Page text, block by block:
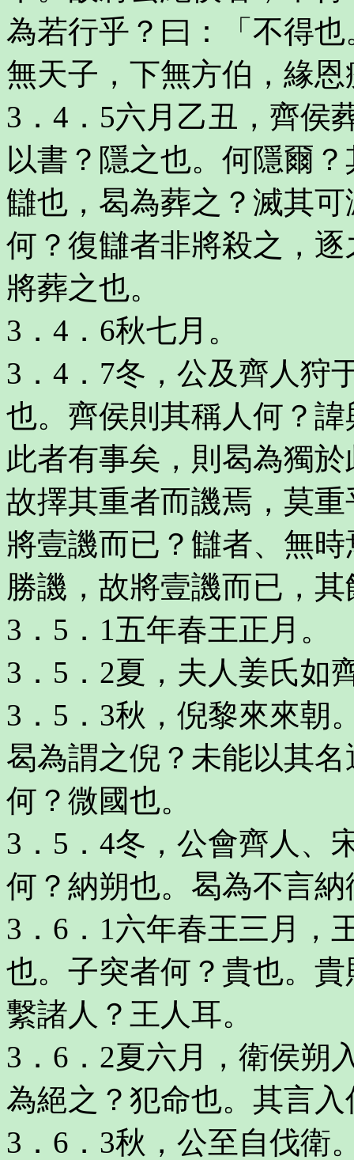
為若行乎？曰：「不得
無天子，下無方伯，緣
3．4．5六月乙丑，齊侯
以書？隱之也。何隱爾
讎也，曷為葬之？滅其
何？復讎者非將殺之，
將葬之也。
3．4．6秋七月。
3．4．7冬，公及齊人狩
也。齊侯則其稱人何？
此者有事矣，則曷為獨
故擇其重者而譏焉，莫
將壹譏而已？讎者、無
勝譏，故將壹譏而已，
3．5．1五年春王正月。
3．5．2夏，夫人姜氏如
3．5．3秋，倪黎來來朝
曷為謂之倪？未能以其
何？微國也。
3．5．4冬，公會齊人、
何？納朔也。曷為不言
3．6．1六年春王三月，
也。子突者何？貴也。
繫諸人？王人耳。
3．6．2夏六月，衛侯朔
為絕之？犯命也。其言
3．6．3秋，公至自伐衛